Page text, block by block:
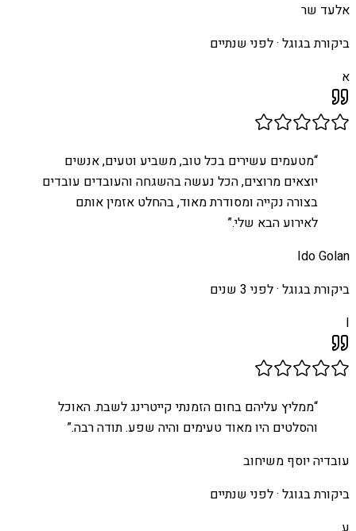
אלעד שר
ביקורת בגוגל ·לפני שנתיים
א
“מטעמים עשירים בכל טוב, משביע וטעים, אנשים
יוצאים מרוצים, הכל נעשה בהשגחה והעובדים עובדים
בצורה נקייה ומסודרת מאוד, בהחלט אזמין אותם
לאירוע הבא שלי.”
Ido Golan
ביקורת בגוגל ·לפני 3 שנים
I
“ממליץ עליהם בחום הזמנתי קייטרינג לשבת. האוכל
והסלטים היו מאוד טעימים והיה שפע. תודה רבה.”
עובדיה יוסף משיחוב
ביקורת בגוגל ·לפני שנתיים